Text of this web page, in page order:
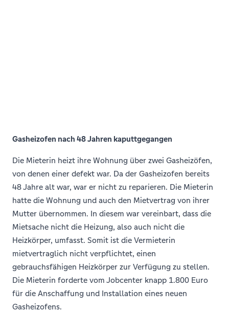
Gasheizofen nach 48 Jahren kaputtgegangen
Die Mieterin heizt ihre Wohnung über zwei Gasheizöfen,
von denen einer defekt war. Da der Gasheizofen bereits
48 Jahre alt war, war er nicht zu reparieren. Die Mieterin
hatte die Wohnung und auch den Mietvertrag von ihrer
Mutter übernommen. In diesem war vereinbart, dass die
Mietsache nicht die Heizung, also auch nicht die
Heizkörper, umfasst. Somit ist die Vermieterin
mietvertraglich nicht verpflichtet, einen
gebrauchsfähigen Heizkörper zur Verfügung zu stellen.
Die Mieterin forderte vom Jobcenter knapp 1.800 Euro
für die Anschaffung und Installation eines neuen
Gasheizofens.